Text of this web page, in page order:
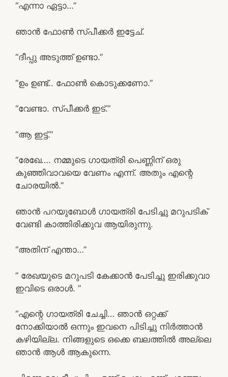
“എന്നാ ഏട്ടാ…”
ഞാൻ ഫോൺ സ്‌പീക്കർ ഇട്ടേച്.
“ദീപ്പു അടുത്ത് ഉണ്ടാ.”
“ഉം ഉണ്ട്.. ഫോൺ കൊടുക്കണോ.”
“വേണ്ടാ. സ്പീക്കർ ഇട്.”
“ആ ഇട്ട്.”
“രേഖേ…. നമ്മുടെ ഗായത്രി പെണ്ണിന് ഒരു
കുഞ്ഞിവാവയെ വേണം എന്ന്. അതും എന്റെ
ചോരയിൽ.”
ഞാൻ പറയുബോൾ ഗായത്രി പേടിച്ചു മറുപടിക്
വേണ്ടി കാത്തിരിക്കുവ ആയിരുന്നു.
“അതിന് എന്താ…”
” രേഖയുടെ മറുപടി കേക്കാൻ പേടിച്ചു ഇരിക്കുവാ
ഇവിടെ ഒരാൾ. ”
“എന്റെ ഗായത്രി ചേച്ചി… ഞാൻ ഒറ്റക്ക്
നോക്കിയാൽ ഒന്നും ഇവനെ പിടിച്ചു നിർത്താൻ
കഴിയില്ല. നിങ്ങളുടെ ഒക്കെ ബലത്തിൽ അല്ലെ
ഞാൻ ആൾ ആകുന്നെ.